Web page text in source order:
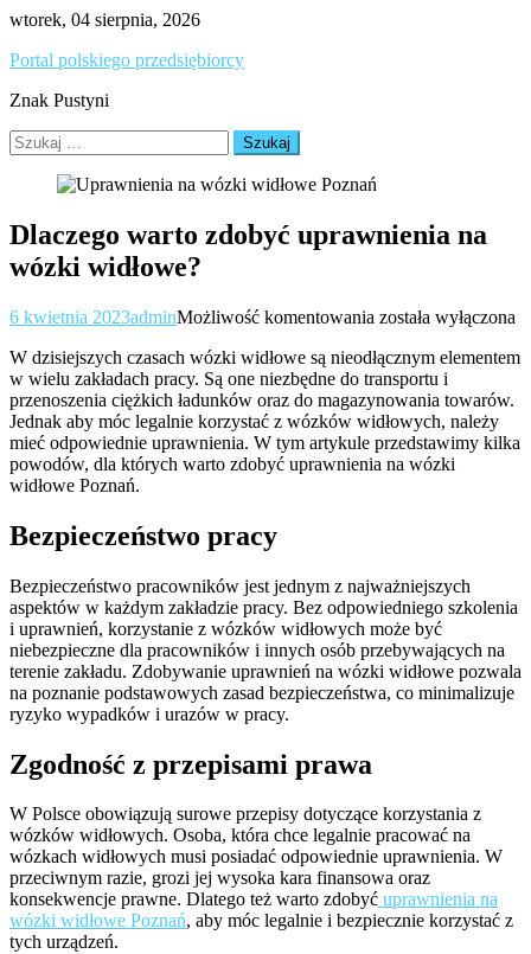
Skip
content
wtorek, 04 sierpnia, 2026
Portal polskiego przedsiębiorcy
Znak Pustyni
Szukaj:
Dlaczego warto zdobyć uprawnienia na
wózki widłowe?
6 kwietnia 2023adminMożliwość komentowania Dlaczego
zdobyć
uprawnienia
na
wózki
widłowe?
została wyłączona
W dzisiejszych czasach wózki widłowe są nieodłącznym elementem
w wielu zakładach pracy. Są one niezbędne do transportu i
przenoszenia ciężkich ładunków oraz do magazynowania towarów.
Jednak aby móc legalnie korzystać z wózków widłowych, należy
mieć odpowiednie uprawnienia. W tym artykule przedstawimy kilka
powodów, dla których warto zdobyć uprawnienia na wózki
widłowe Poznań.
Bezpieczeństwo pracy
Bezpieczeństwo pracowników jest jednym z najważniejszych
aspektów w każdym zakładzie pracy. Bez odpowiedniego szkolenia
i uprawnień, korzystanie z wózków widłowych może być
niebezpieczne dla pracowników i innych osób przebywających na
terenie zakładu. Zdobywanie uprawnień na wózki widłowe pozwala
na poznanie podstawowych zasad bezpieczeństwa, co minimalizuje
ryzyko wypadków i urazów w pracy.
Zgodność z przepisami prawa
W Polsce obowiązują surowe przepisy dotyczące korzystania z
wózków widłowych. Osoba, która chce legalnie pracować na
wózkach widłowych musi posiadać odpowiednie uprawnienia. W
przeciwnym razie, grozi jej wysoka kara finansowa oraz
konsekwencje prawne. Dlatego też warto zdobyć uprawnienia na
wózki widłowe Poznań, aby móc legalnie i bezpiecznie korzystać z
tych urządzeń.